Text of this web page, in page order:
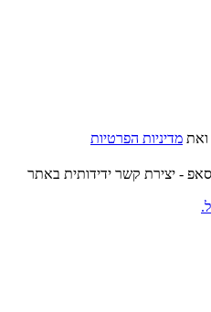
ואת מדיניות הפרטיות